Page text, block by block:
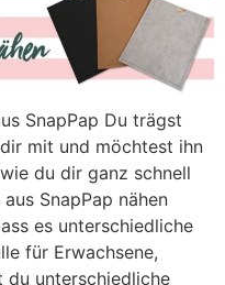
SnapPap Du trägst
mit und möchtest ihn
du dir ganz schnell
SnapPap nähen
es unterschiedliche
für Erwachsene,
du unterschiedliche